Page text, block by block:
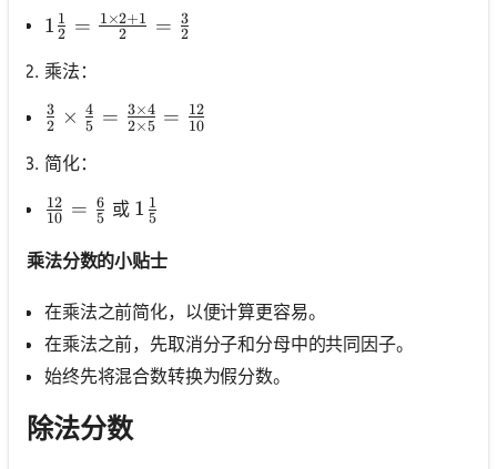
1 \frac{1}{2}=\frac{1 \times
1 2
1 = 2
1×2+1 = 2
3
乘法：
\frac{3}{2} \times \frac{4}{5}=\frac{3 \times
2
3 × 5
4 = 2×5
3×4 = 10
12
简化：
\frac{12}{10}=\frac{6}{5}
10
12 = 5
6 或 1 \frac{1}{5}
1 5
1
乘法分数的小贴士
在乘法之前简化，以便计算更容易。
在乘法之前，先取消分子和分母中的共同因子。
始终先将混合数转换为假分数。
除法分数